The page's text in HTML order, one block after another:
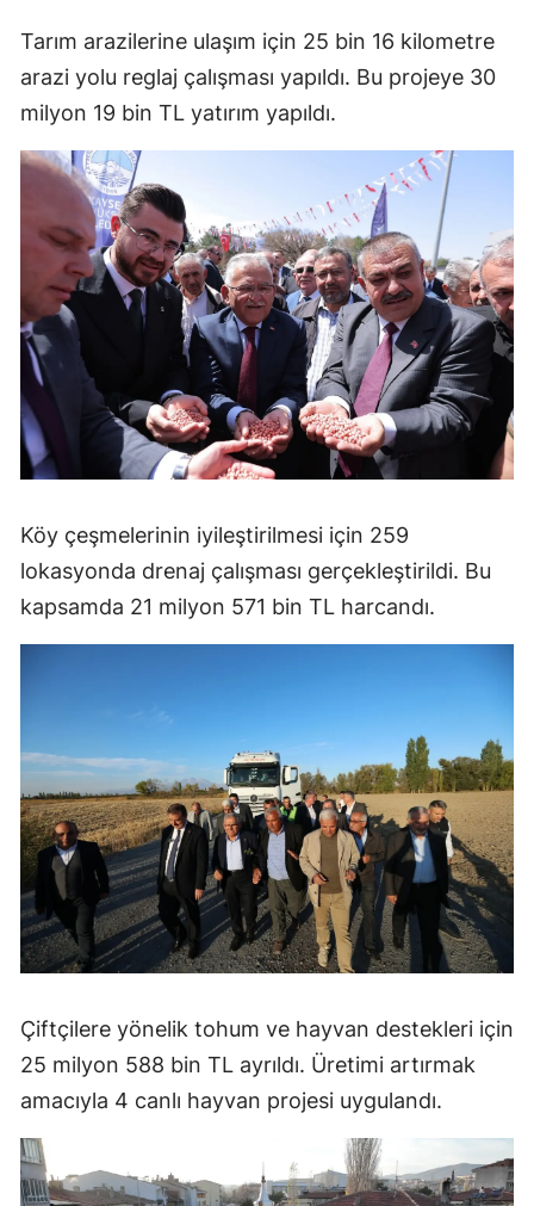
Tarım arazilerine ulaşım için 25 bin 16 kilometre
arazi yolu reglaj çalışması yapıldı. Bu projeye 30
milyon 19 bin TL yatırım yapıldı.
Köy çeşmelerinin iyileştirilmesi için 259
lokasyonda drenaj çalışması gerçekleştirildi. Bu
kapsamda 21 milyon 571 bin TL harcandı.
Çiftçilere yönelik tohum ve hayvan destekleri için
25 milyon 588 bin TL ayrıldı. Üretimi artırmak
amacıyla 4 canlı hayvan projesi uygulandı.